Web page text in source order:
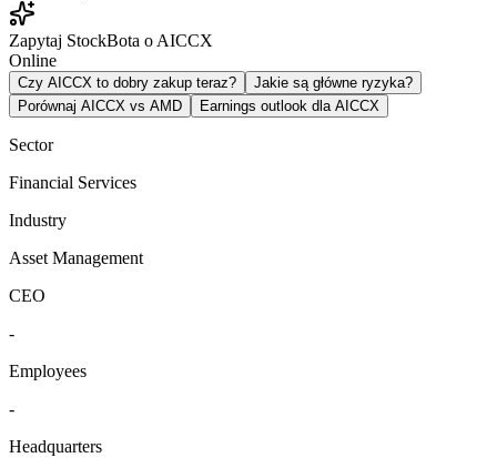
Zapytaj StockBota o AICCX
Online
Czy AICCX to dobry zakup teraz?
Jakie są główne ryzyka?
Porównaj AICCX vs AMD
Earnings outlook dla AICCX
Sector
Financial Services
Industry
Asset Management
CEO
-
Employees
-
Headquarters